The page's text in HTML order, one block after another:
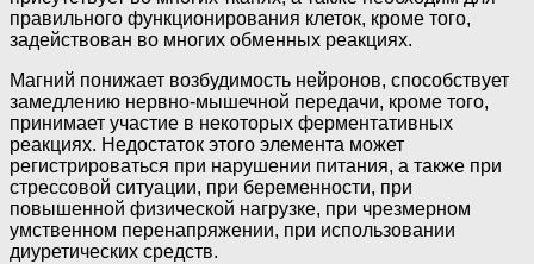
правильного функционирования клеток, кроме того,
задействован во многих обменных реакциях.
Магний понижает возбудимость нейронов, способствует
замедлению нервно-мышечной передачи, кроме того,
принимает участие в некоторых ферментативных
реакциях. Недостаток этого элемента может
регистрироваться при нарушении питания, а также при
стрессовой ситуации, при беременности, при
повышенной физической нагрузке, при чрезмерном
умственном перенапряжении, при использовании
диуретических средств.